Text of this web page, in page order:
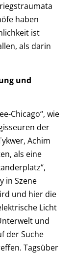
haben
ist
als darin
und
Chicago“, wie
der
Achim
als eine
in Szene
und hier die
Licht
und
der Suche
Tagsüber